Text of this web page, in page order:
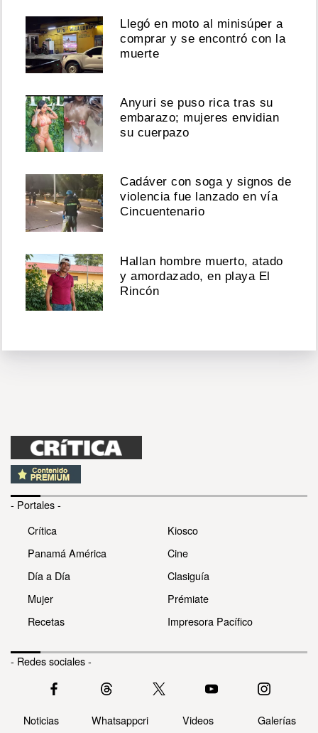
Llegó en moto al minisúper a
comprar y se encontró con la
muerte
Anyuri se puso rica tras su
embarazo; mujeres envidian
su cuerpazo
Cadáver con soga y signos de
violencia fue lanzado en vía
Cincuentenario
Hallan hombre muerto, atado
y amordazado, en playa El
Rincón
- Portales -
Crítica
Panamá América
Día a Día
Mujer
Recetas
Kiosco
Cine
Clasiguía
Prémiate
Impresora Pacífico
- Redes sociales -
Noticias Whatsappcri Videos Galerías